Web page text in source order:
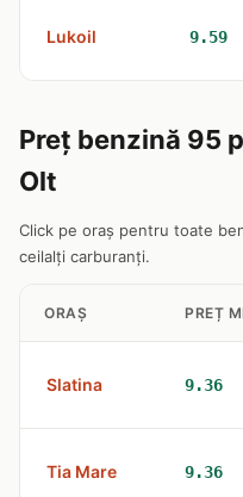
Lukoil 9.59
Preț benzină 95
Olt
Click pe oraș pentru toate
ceilalți carburanți.
ORAȘ PREȚ
Slatina 9.36
Tia Mare 9.36